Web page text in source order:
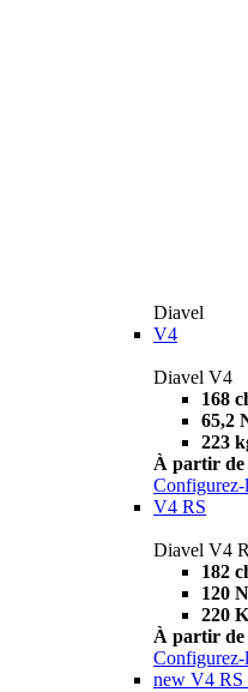
Diavel
V4
Diavel V4
168
65,2
223
À partir de
Configurez-
V4 RS
Diavel V4
182
120
220
À partir de
Configurez-
new V4 RS